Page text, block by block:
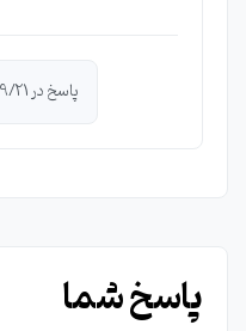
پاسخ در 1401/09/21 توسط
پاسخ شما